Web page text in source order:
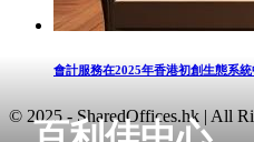
會計服務在2025年香港初創生態系
© 2025 - SharedOffices.hk | All